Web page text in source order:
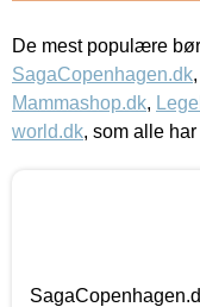
De mest populære
SagaCopenhagen.dk,
Mammashop.dk,
world.dk, som alle